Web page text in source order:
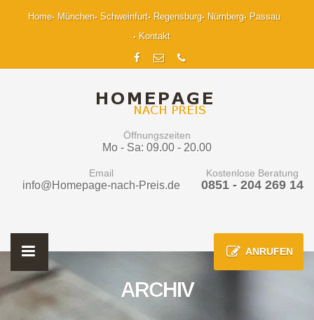
Home München Schweinfurt Regensburg Nürnberg
Passau
Kontakt
Öffnungszeiten
Mo - Sa: 09.00 - 20.00
Email
info@Homepage-nach-Preis.de
Kostenlose Beratung
0851 - 204 269 14
ANRUFEN
ARCHIV